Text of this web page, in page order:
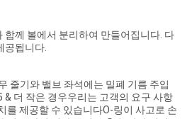
함께 볼에서 분리하여 만들어집니다. 다
공됩니다.
줄기와 밸브 좌석에는 밀폐 기름 주입
& 더 작은 경우우리는 고객의 요구 사항
를 제공할 수 있습니다O-링이 사고로 손